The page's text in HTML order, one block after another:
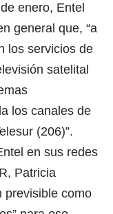
enero, Entel
general que, “a
los servicios de
satelital
los canales de
(206)”.
en sus redes
Patricia
previsible como